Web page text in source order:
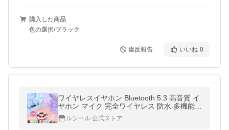
購入した商品
色の選択/ブラック
違反報告 いいね 0
ワイヤレスイヤホン Bluetooth 5.3 高音質 イ
ヤホン マイク 完全ワイヤレス 防水 多機能
残量表示 長時間 ヘッドセット マカロン E7S
C9Pルシール 公式ストア